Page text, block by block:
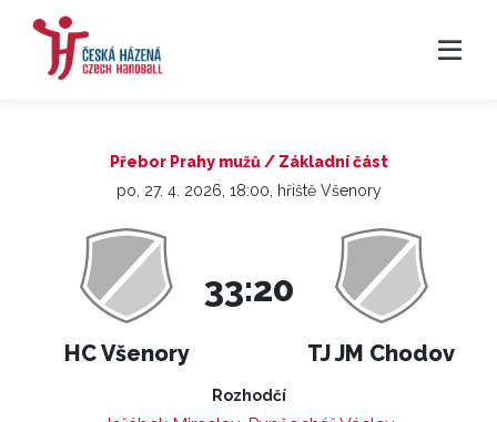
Přebor Prahy mužů / Základní část
po, 27. 4. 2026, 18:00, hřiště Všenory
HC Všenory
33:20
TJ JM Chodov
Rozhodčí